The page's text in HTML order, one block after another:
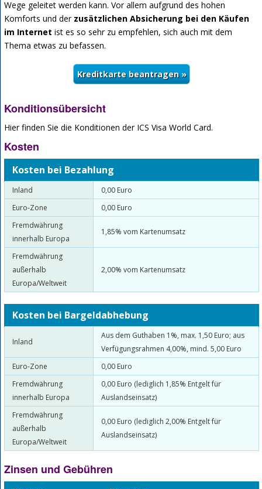
Wege geleitet werden kann. Vor allem aufgrund des hohen
Komforts und der zusätzlichen Absicherung bei den Käufen
im Internet ist es so sehr zu empfehlen, sich auch mit dem
Thema etwas zu befassen.
Konditionsübersicht
Hier finden Sie die Konditionen der ICS Visa World Card.
Kosten
Kosten bei Bezahlung
Inland
0,00 Euro
Euro-Zone
0,00 Euro
Fremdwährung
innerhalb Europa
1,85% vom Kartenumsatz
Fremdwährung
außerhalb
Europa/Weltweit
2,00% vom Kartenumsatz
Kosten bei Bargeldabhebung
Inland
Aus dem Guthaben 1%, max. 1,50 Euro; aus
Verfügungsrahmen 4,00%, mind. 5,00 Euro
Euro-Zone
0,00 Euro
Fremdwährung
innerhalb Europa
0,00 Euro (lediglich 1,85% Entgelt für
Auslandseinsatz)
Fremdwährung
außerhalb
Europa/Weltweit
0,00 Euro (lediglich 2,00% Entgelt für
Auslandseinsatz)
Zinsen und Gebühren